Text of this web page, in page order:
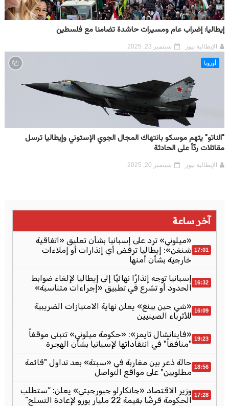
إيطاليا: إضراب عام ومسيرات حاشدة تضامنا مع فلسطين
الإيطالية نيوز سبتمبر 23, 2025
أوروبا
"الناتو" يتهم موسكو بانتهاك المجال الجوي الإستوني وإيطاليا ترسل
مقاتلات ردّاً على الحادثة
الإيطالية نيوز سبتمبر 20, 2025
آخر ساعة
17:01
«ميلوني» ترد على إسبانيا بشأن تعليق «اتفاقية
شنغن»: إيطاليا ترفض أي إنذارات أو إملاءات
خارجية بشأن أمنها
16:32 إسبانيا توجه إنذارًا نهائيًا إلى إيطاليا لإلغاء ضوابط
الحدود أو تشرع في تطبيق «إجراءات متناسبة»
16:09 «شي جين بينغ» يعلن نهاية الامتيازات الضريبية
للأثرياء الصينيين
19:23 «فاينانشال تايمز»: «حكومة ميلوني» تتبنى موقفاً
"منافقاً" في انتقاداتها لإسبانيا بشأن الهجرة
18:56 حالة ذعر بين مغاربة في «سبتة» بعد تداول "قائمة
مطلوبين" على مواقع التواصل
17:28 وزير الاقتصاد «جانكارلو جيورجيتي» يعلن: “ستطلب
الحكومة قرضًا بقيمة 22 مليار يورو لإعادة التسلح”